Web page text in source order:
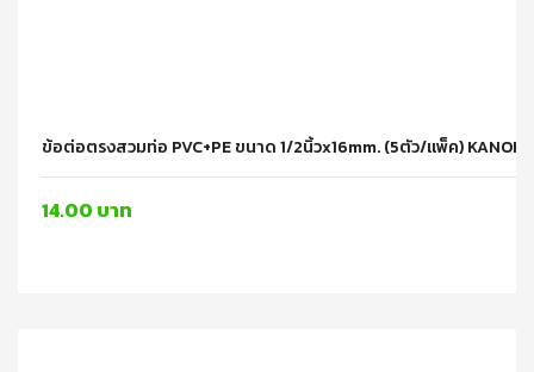
ข้อต่อตรงสวมท่อ PVC+PE ขนาด 1/2นิ้วx16mm. (5ตัว/แพ็ค) KANOK
14.00 บาท